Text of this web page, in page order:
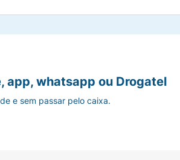
cômodo e flexível que estica e
app, whatsapp ou Drogatel
e sem passar pelo caixa.